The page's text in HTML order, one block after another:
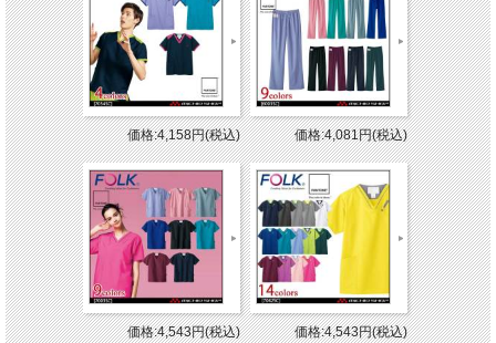
価格:4,158円(税込) 価格:4,081円(税込)
価格:4,543円(税込) 価格:4,543円(税込)